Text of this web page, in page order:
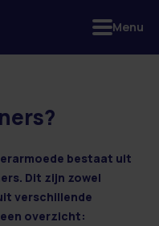
bestaat uit
Dit zijn zowel
verschillende
een overzicht:
Menu